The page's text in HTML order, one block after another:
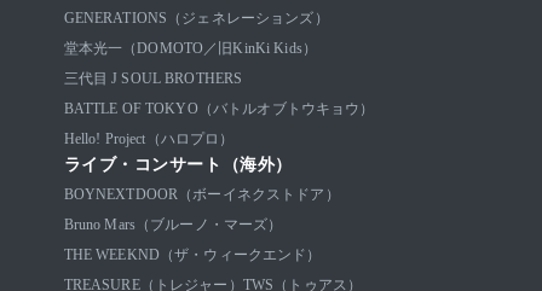
GENERATIONS（ジェネレーションズ）
堂本光一（DOMOTO／旧KinKi Kids）
三代目 J SOUL BROTHERS
BATTLE OF TOKYO（バトルオブトウキョウ）
Hello! Project（ハロプロ）
ライブ・コンサート（海外）
BOYNEXTDOOR（ボーイネクストドア）
Bruno Mars（ブルーノ・マーズ）
THE WEEKND（ザ・ウィークエンド）
TREASURE（トレジャー） TWS（トゥアス）